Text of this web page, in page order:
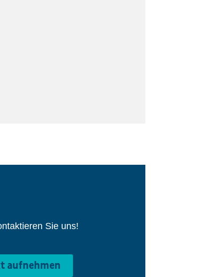
Sie uns!
aufnehmen